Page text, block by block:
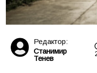
Редактор:
Станимир
Тенев